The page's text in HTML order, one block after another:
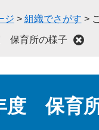
ジ > 組織でさがす >
保育所の様子
度 保育